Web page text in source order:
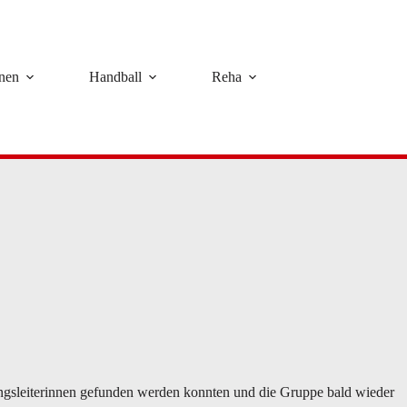
Handball Reha
gefunden werden konnten und die Gruppe bald wieder